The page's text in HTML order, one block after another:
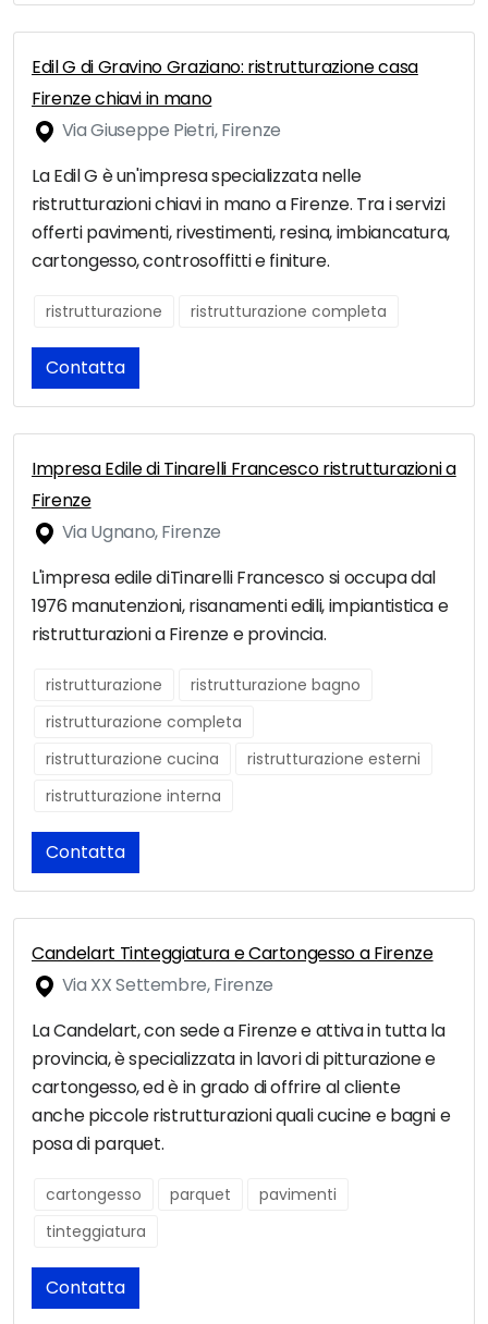
Edil G di Gravino Graziano: ristrutturazione casa
Firenze chiavi in mano
Via Giuseppe Pietri, Firenze
La Edil G è un'impresa specializzata nelle
ristrutturazioni chiavi in mano a Firenze. Tra i servizi
offerti pavimenti, rivestimenti, resina, imbiancatura,
cartongesso, controsoffitti e finiture.
ristrutturazione ristrutturazione completa
Contatta
Impresa Edile di Tinarelli Francesco ristrutturazioni a
Firenze
Via Ugnano, Firenze
L'impresa edile diTinarelli Francesco si occupa dal
1976 manutenzioni, risanamenti edili, impiantistica e
ristrutturazioni a Firenze e provincia.
ristrutturazione
ristrutturazione bagno
ristrutturazione completa
ristrutturazione cucina
ristrutturazione esterni
ristrutturazione interna
Contatta
Candelart Tinteggiatura e Cartongesso a Firenze
Via XX Settembre, Firenze
La Candelart, con sede a Firenze e attiva in tutta la
provincia, è specializzata in lavori di pitturazione e
cartongesso, ed è in grado di offrire al cliente
anche piccole ristrutturazioni quali cucine e bagni e
posa di parquet.
cartongesso parquet
pavimenti
tinteggiatura
Contatta